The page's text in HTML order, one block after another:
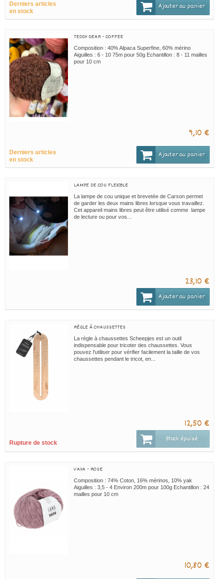
Derniers articles
en stock
Ajouter au panier
TEDDY DEAR - COFFEE
Composition : 40% Alpaca Superfine, 60% mérino
Aiguilles : 6 - 10 75m pour 50g Echantillon : 8 - 11 mailles
pour 10 cm
9,10 €
Derniers articles
en stock
Ajouter au panier
LAMPE DE COU FLEXIBLE
La lampe de cou unique et brevetée de Carson permet
de garder les deux mains libres lorsque vous travaillez.
Cet appareil mains libres peut être utilisé comme lampe
de lecture ou pour vos...
23,10 €
Ajouter au panier
RÈGLE À CHAUSSETTES
La règle à chaussettes Scheepjes est un outil
indispensable pour tricoter des chaussettes. Vous
pouvez l'utiliser pour vérifier facilement la taille de vos
chaussettes pendant le tricot, en...
12,50 €
Rupture de stock Stock épuisé
VAYA - ROSE
Composition : 74% Coton, 16% mérinos, 10% yak
Aiguilles : 3,5 - 4 Environ 200m pour 100g Echantillon : 24
mailles pour 10 cm
10,80 €